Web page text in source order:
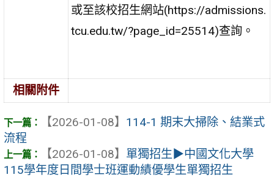
或至該校招生網站(https://admissions.
tcu.edu.tw/?page_id=25514)查詢。
相關附件
【2026-01-08】 114-1 期末大掃除、結業式
流程
【2026-01-08】 單獨招生▶︎中國文化大學
115學年度日間學士班運動績優學生單獨招生